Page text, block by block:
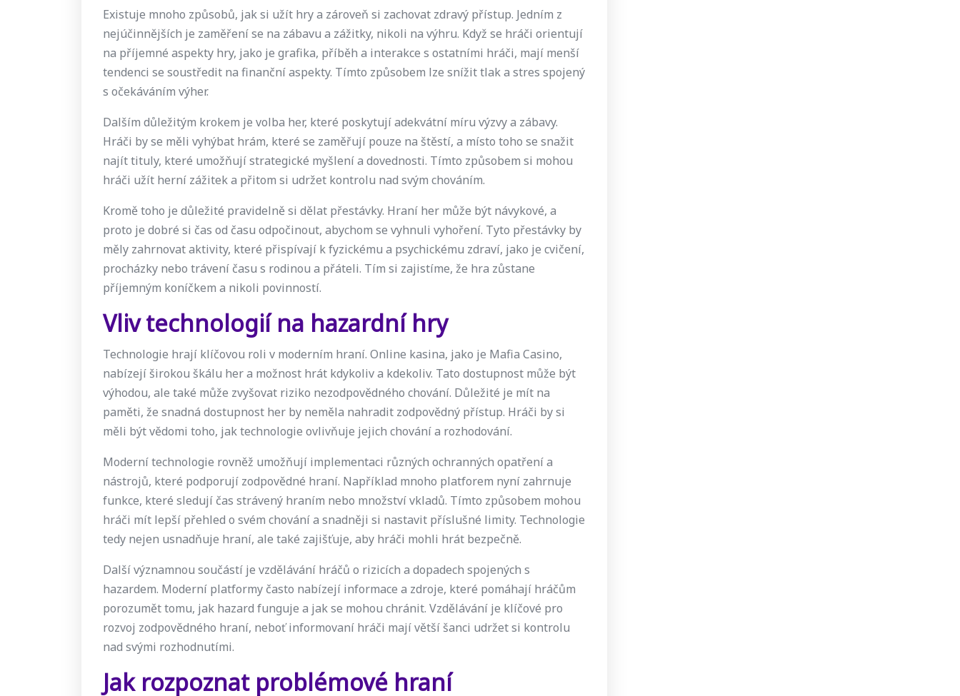
Existuje mnoho způsobů, jak si užít hry a zároveň si zachovat zdravý přístup. Jedním z
nejúčinnějších je zaměření se na zábavu a zážitky, nikoli na výhru. Když se hráči orientují
na příjemné aspekty hry, jako je grafika, příběh a interakce s ostatními hráči, mají menší
tendenci se soustředit na finanční aspekty. Tímto způsobem lze snížit tlak a stres spojený
s očekáváním výher.
Dalším důležitým krokem je volba her, které poskytují adekvátní míru výzvy a zábavy.
Hráči by se měli vyhýbat hrám, které se zaměřují pouze na štěstí, a místo toho se snažit
najít tituly, které umožňují strategické myšlení a dovednosti. Tímto způsobem si mohou
hráči užít herní zážitek a přitom si udržet kontrolu nad svým chováním.
Kromě toho je důležité pravidelně si dělat přestávky. Hraní her může být návykové, a
proto je dobré si čas od času odpočinout, abychom se vyhnuli vyhoření. Tyto přestávky by
měly zahrnovat aktivity, které přispívají k fyzickému a psychickému zdraví, jako je cvičení,
procházky nebo trávení času s rodinou a přáteli. Tím si zajistíme, že hra zůstane
příjemným koníčkem a nikoli povinností.
Vliv technologií na hazardní hry
Technologie hrají klíčovou roli v moderním hraní. Online kasina, jako je Mafia Casino,
nabízejí širokou škálu her a možnost hrát kdykoliv a kdekoliv. Tato dostupnost může být
výhodou, ale také může zvyšovat riziko nezodpovědného chování. Důležité je mít na
paměti, že snadná dostupnost her by neměla nahradit zodpovědný přístup. Hráči by si
měli být vědomi toho, jak technologie ovlivňuje jejich chování a rozhodování.
Moderní technologie rovněž umožňují implementaci různých ochranných opatření a
nástrojů, které podporují zodpovědné hraní. Například mnoho platforem nyní zahrnuje
funkce, které sledují čas strávený hraním nebo množství vkladů. Tímto způsobem mohou
hráči mít lepší přehled o svém chování a snadněji si nastavit příslušné limity. Technologie
tedy nejen usnadňuje hraní, ale také zajišťuje, aby hráči mohli hrát bezpečně.
Další významnou součástí je vzdělávání hráčů o rizicích a dopadech spojených s
hazardem. Moderní platformy často nabízejí informace a zdroje, které pomáhají hráčům
porozumět tomu, jak hazard funguje a jak se mohou chránit. Vzdělávání je klíčové pro
rozvoj zodpovědného hraní, neboť informovaní hráči mají větší šanci udržet si kontrolu
nad svými rozhodnutími.
Jak rozpoznat problémové hraní